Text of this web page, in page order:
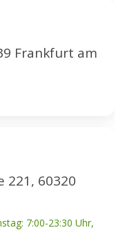
Frankfurt am
221, 60320
7:00-23:30 Uhr,